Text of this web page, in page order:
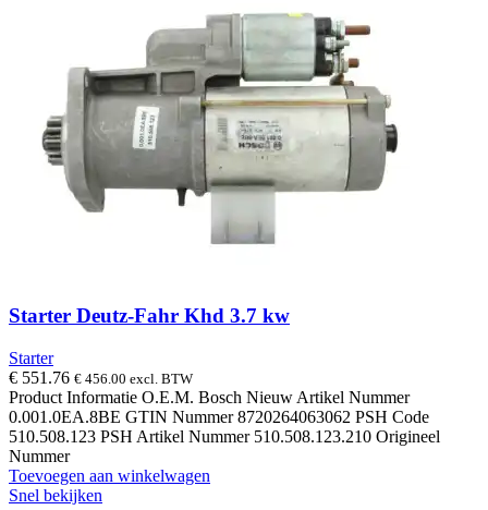
Starter Deutz-Fahr Khd 3.7 kw
Starter
€ 551.76 € 456.00 excl. BTW
Product Informatie O.E.M. Bosch Nieuw Artikel Nummer
0.001.0EA.8BE GTIN Nummer 8720264063062 PSH Code
510.508.123 PSH Artikel Nummer 510.508.123.210 Origineel
Nummer
Toevoegen aan winkelwagen
Snel bekijken